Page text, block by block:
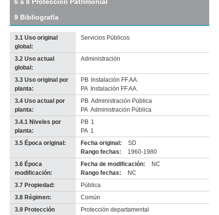
Descargar
tamaño
original
Imagen del tramo:
Rbla 25 de Agosto de 1825 (R 2)
Descarga tamaño completo
Anterior Pausa Siguiente
6 a 8 Protección Patrimonial
9 Bibliografía
3.1 Uso original
global:
Servicios Públicos
3.2 Uso actual
global:
Administración
3.3 Uso original por
planta:
PB Instalación FF.AA.
PA Instalación FF.AA.
3.4 Uso actual por
planta:
PB Administración Pública
PA Administración Pública
3.4.1 Niveles por
planta:
PB 1
PA 1
3.5 Época original:
Fecha original:
SD
Rango fechas:
1960-1980
3.6 Época
modificación:
Fecha de modificación:
NC
Rango fechas:
NC
3.7 Propiedad:
Pública
3.8 Régimen:
Común
3.9 Protección
Protección departamental